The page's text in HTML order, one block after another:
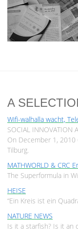
A
Wifi-walhalla wacht,
SOCIAL INNOVATION
On December 1, 2010
Tilburg.
MATHWORLD & CRC
The Superformula in
HEISE
“Ein Kreis ist ein
NATURE NEWS
Is it a starfish? Is it an